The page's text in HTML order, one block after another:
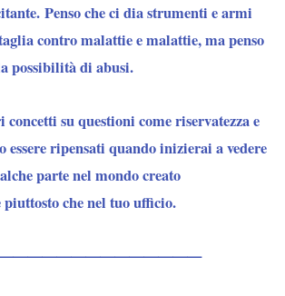
Penso che ci dia strumenti e armi
contro malattie e malattie, ma penso
possibilità di abusi.
concetti su questioni come riservatezza e
essere ripensati quando inizierai a vedere
parte nel mondo creato
che nel tuo ufficio.